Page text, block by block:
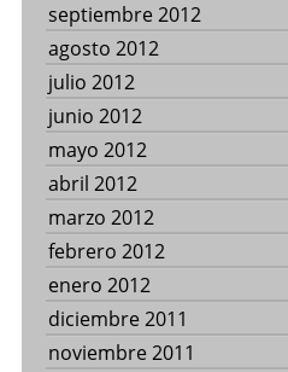
septiembre 2012
agosto 2012
julio 2012
junio 2012
mayo 2012
abril 2012
marzo 2012
febrero 2012
enero 2012
diciembre 2011
noviembre 2011